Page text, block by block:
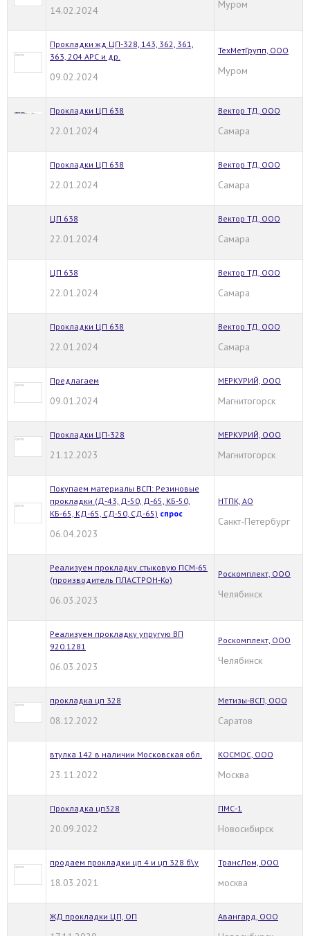
14.02.2024 Муром
Прокладки жд ЦП-328, 143, 362, 361,
363, 204 АРС и др.
09.02.2024
ТехМетГрупп, ООО
Муром
Прокладки ЦП 638
22.01.2024
Вектор ТД, ООО
Самара
Прокладки ЦП 638
22.01.2024
Вектор ТД, ООО
Самара
ЦП 638
22.01.2024
Вектор ТД, ООО
Самара
ЦП 638
22.01.2024
Вектор ТД, ООО
Самара
Прокладки ЦП 638
22.01.2024
Вектор ТД, ООО
Самара
Предлагаем
09.01.2024
МЕРКУРИЙ, ООО
Магнитогорск
Прокладки ЦП-328
21.12.2023
МЕРКУРИЙ, ООО
Магнитогорск
Покупаем материалы ВСП: Резиновые
прокладки (Д-43, Д-50, Д-65, КБ-50,
КБ-65, КД-65, СД-50, СД-65) спрос
06.04.2023
НТПК, АО
Санкт-Петербург
Реализуем прокладку стыковую ПСМ-65
(производитель ПЛАСТРОН-Ко)
06.03.2023
Роскомплект, ООО
Челябинск
Реализуем прокладку упругую ВП
920.1281
06.03.2023
Роскомплект, ООО
Челябинск
прокладка цп 328
08.12.2022
Метизы-ВСП, ООО
Саратов
втулка 142 в наличии Московская обл.
23.11.2022
КОСМОС, ООО
Москва
Прокладка цп328
20.09.2022
ПМС-1
Новосибирск
продаем прокладки цп 4 и цп 328 б\у
18.03.2021
ТрансЛом, ООО
москва
ЖД прокладки ЦП, ОП Авангард, ООО